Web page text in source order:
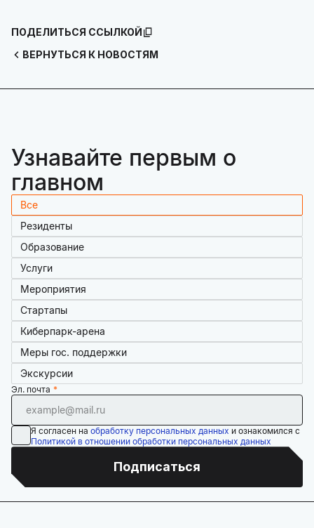
ВЕРНУТЬСЯ К НОВОСТЯМ
ПОДЕЛИТЬСЯ ССЫЛКОЙ
Узнавайте первым о
главном
Все
Резиденты
Образование
Услуги
Мероприятия
Стартапы
Киберпарк-арена
Меры гос. поддержки
Экскурсии
Эл. почта
Я согласен на обработку персональных данных и ознакомился с
Политикой в отношении обработки персональных данных
Подписаться